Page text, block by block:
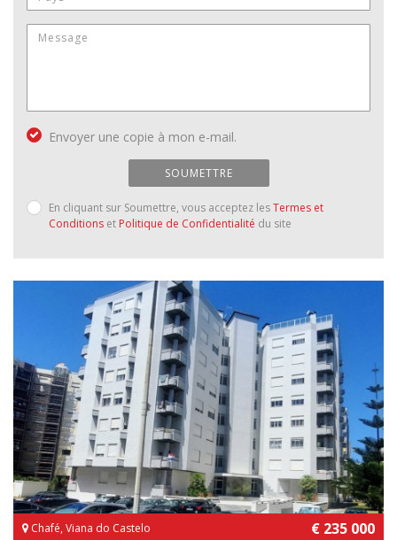
Envoyer une copie à mon e-mail.
SOUMETTRE
En cliquant sur Soumettre, vous acceptez lesTermes et
Conditions et Politique de Confidentialité du site
Chafé, Viana do Castelo € 235 000